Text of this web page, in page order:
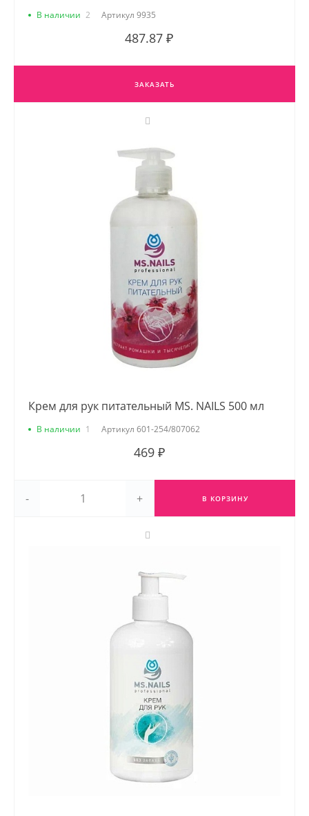
В наличии 2 Артикул 9935
487.87 ₽
ЗАКАЗАТЬ
Крем для рук питательный MS. NAILS 500 мл
В наличии 1 Артикул 601-254/807062
469 ₽
- + В КОРЗИНУ